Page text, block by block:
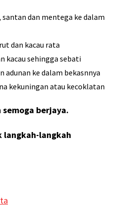
santan dan mentega ke dalam
dan kacau rata
kacau sehingga sebati
adunan ke dalam bekasnnya
kekuningan atau kecoklatan
berjaya.
langkah-langkah